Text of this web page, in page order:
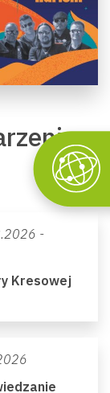
-
Kresowej